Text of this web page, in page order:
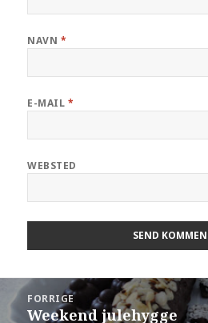
NAVN *
E-MAIL *
WEBSTED
FORRIGE
Weekend julehygge